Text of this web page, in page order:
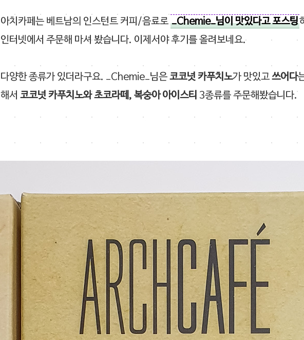
아치카페는 베트남의 인스턴트 커피/음료로 _Chemie_님이 맛있다고 포스팅
인터넷에서 주문해 마셔 봤습니다. 이제서야 후기를 올려보네요.
다양한 종류가 있더라구요. _Chemie_님은코코넛 카푸치노가 맛있고쓰어다
해서 코코넛 카푸치노와 초코라떼, 복숭아 아이스티 3종류를 주문해봤습니다.